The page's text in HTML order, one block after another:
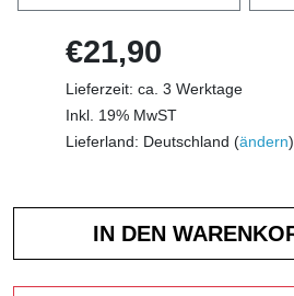
€21,90
Lieferzeit: ca. 3 Werktage
Inkl. 19% MwST
Lieferland: Deutschland (ändern)